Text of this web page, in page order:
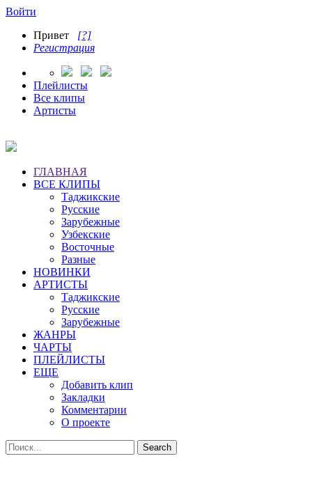
Войти
Привет [?]
Регистрация
Плейлисты
Все клипы
Артисты
ГЛАВНАЯ
ВСЕ КЛИПЫ
Таджикские
Русские
Зарубежные
Узбекские
Восточные
Разные
НОВИНКИ
АРТИСТЫ
Таджикские
Русские
Зарубежные
ЖАНРЫ
ЧАРТЫ
ПЛЕЙЛИСТЫ
ЕЩЕ
Добавить клип
Закладки
Комментарии
О проекте